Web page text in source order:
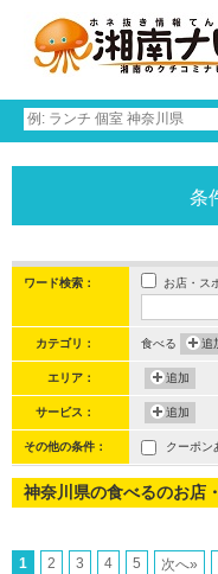
条
ワード検索： お店・ス
カテゴリ： 食べる 追
エリア： 追加
サービス： 追加
その他の条件： クーポン
神奈川県の食べるのお店
1 2 3 4 5 次へ»